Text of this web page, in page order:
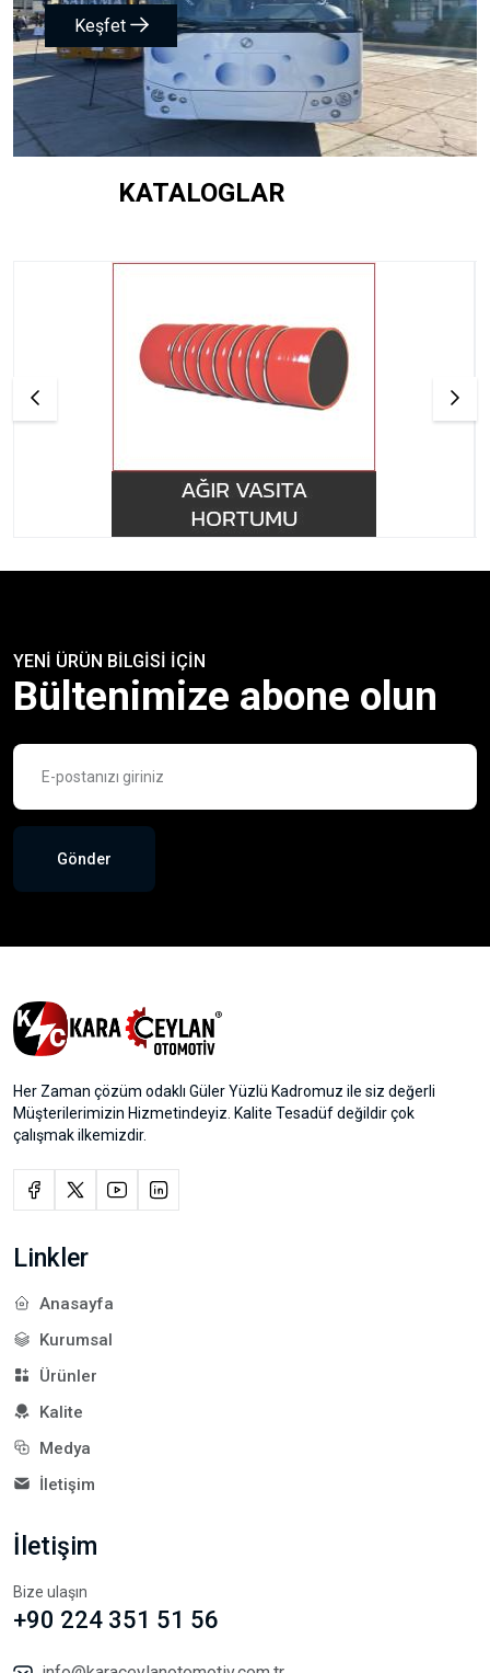
Keşfet
KATALOGLAR
YENİ ÜRÜN BİLGİSİ İÇİN
Bültenimize abone olun
Gönder
Her Zaman çözüm odaklı Güler Yüzlü Kadromuz ile siz değerli
Müşterilerimizin Hizmetindeyiz. Kalite Tesadüf değildir çok
çalışmak ilkemizdir.
Linkler
Anasayfa
Kurumsal
Ürünler
Kalite
Medya
İletişim
İletişim
Bize ulaşın
+90 224 351 51 56